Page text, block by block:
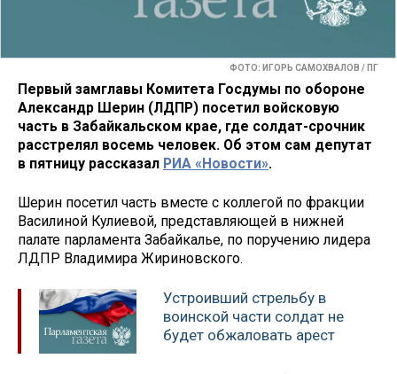
ФОТО: ИГОРЬ САМОХВАЛОВ / ПГ
Первый замглавы Комитета Госдумы по обороне
Александр Шерин (ЛДПР) посетил войсковую
часть в Забайкальском крае, где солдат-срочник
расстрелял восемь человек. Об этом сам депутат
в пятницу рассказал РИА «Новости».
Шерин посетил часть вместе с коллегой по фракции
Василиной Кулиевой, представляющей в нижней
палате парламента Забайкалье, по поручению лидера
ЛДПР Владимира Жириновского.
Устроивший стрельбу в
воинской части солдат не
будет обжаловать арест